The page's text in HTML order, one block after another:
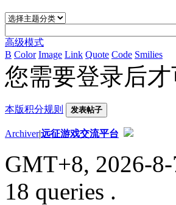
高级模式
B Color Image Link Quote Code Smilies
您需要登录后
本版积分规则 发表帖子
Archiver|远征游戏交流平台
GMT+8, 2026-
18 queries .